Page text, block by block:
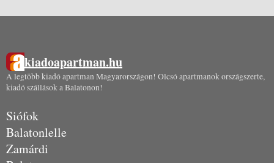
kiadoapartman.hu
A legtöbb kiadó apartman Magyarországon! Olcsó apartmanok országszerte,
kiadó szállások a Balatonon!
Siófok
Balatonlelle
Zamárdi